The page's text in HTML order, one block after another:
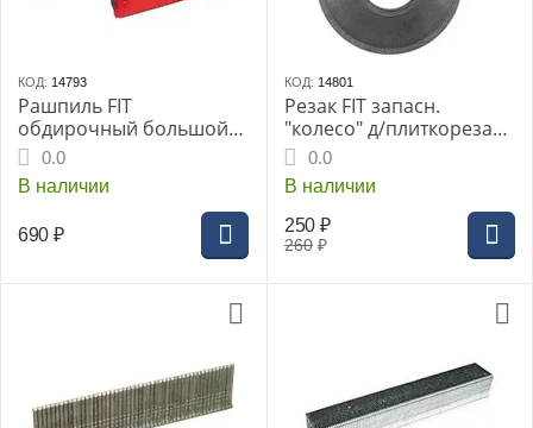
КОД: 14793
Рашпиль FIT
обдирочный большой
255мм (пластик) (15124i)
0.0
В наличии
690 ₽
КОД: 14801
Резак FIT запасн.
"колесо" д/плиткореза
16х6х3мм (16841i)
0.0
В наличии
260 ₽
250 ₽